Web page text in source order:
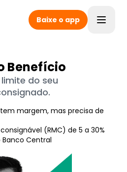
Baixe o app
Benefício
do seu
margem, mas precisa de
(RMC) de 5 a 30%
Central